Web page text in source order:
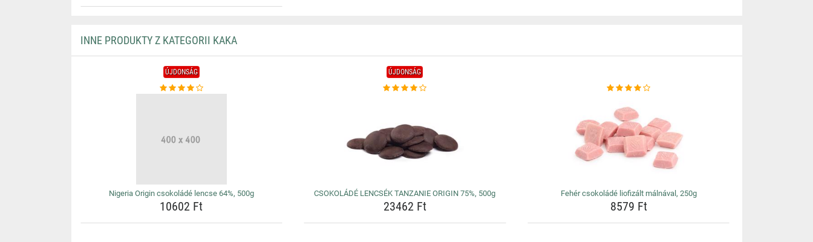
INNE PRODUKTY Z KATEGORII KAKA
ÚJDONSÁG
Nigeria Origin csokoládé lencse 64%, 500g
10602 Ft
ÚJDONSÁG
CSOKOLÁDÉ LENCSÉK TANZANIE ORIGIN 75%, 500g
23462 Ft
Fehér csokoládé liofizált málnával, 250g
8579 Ft